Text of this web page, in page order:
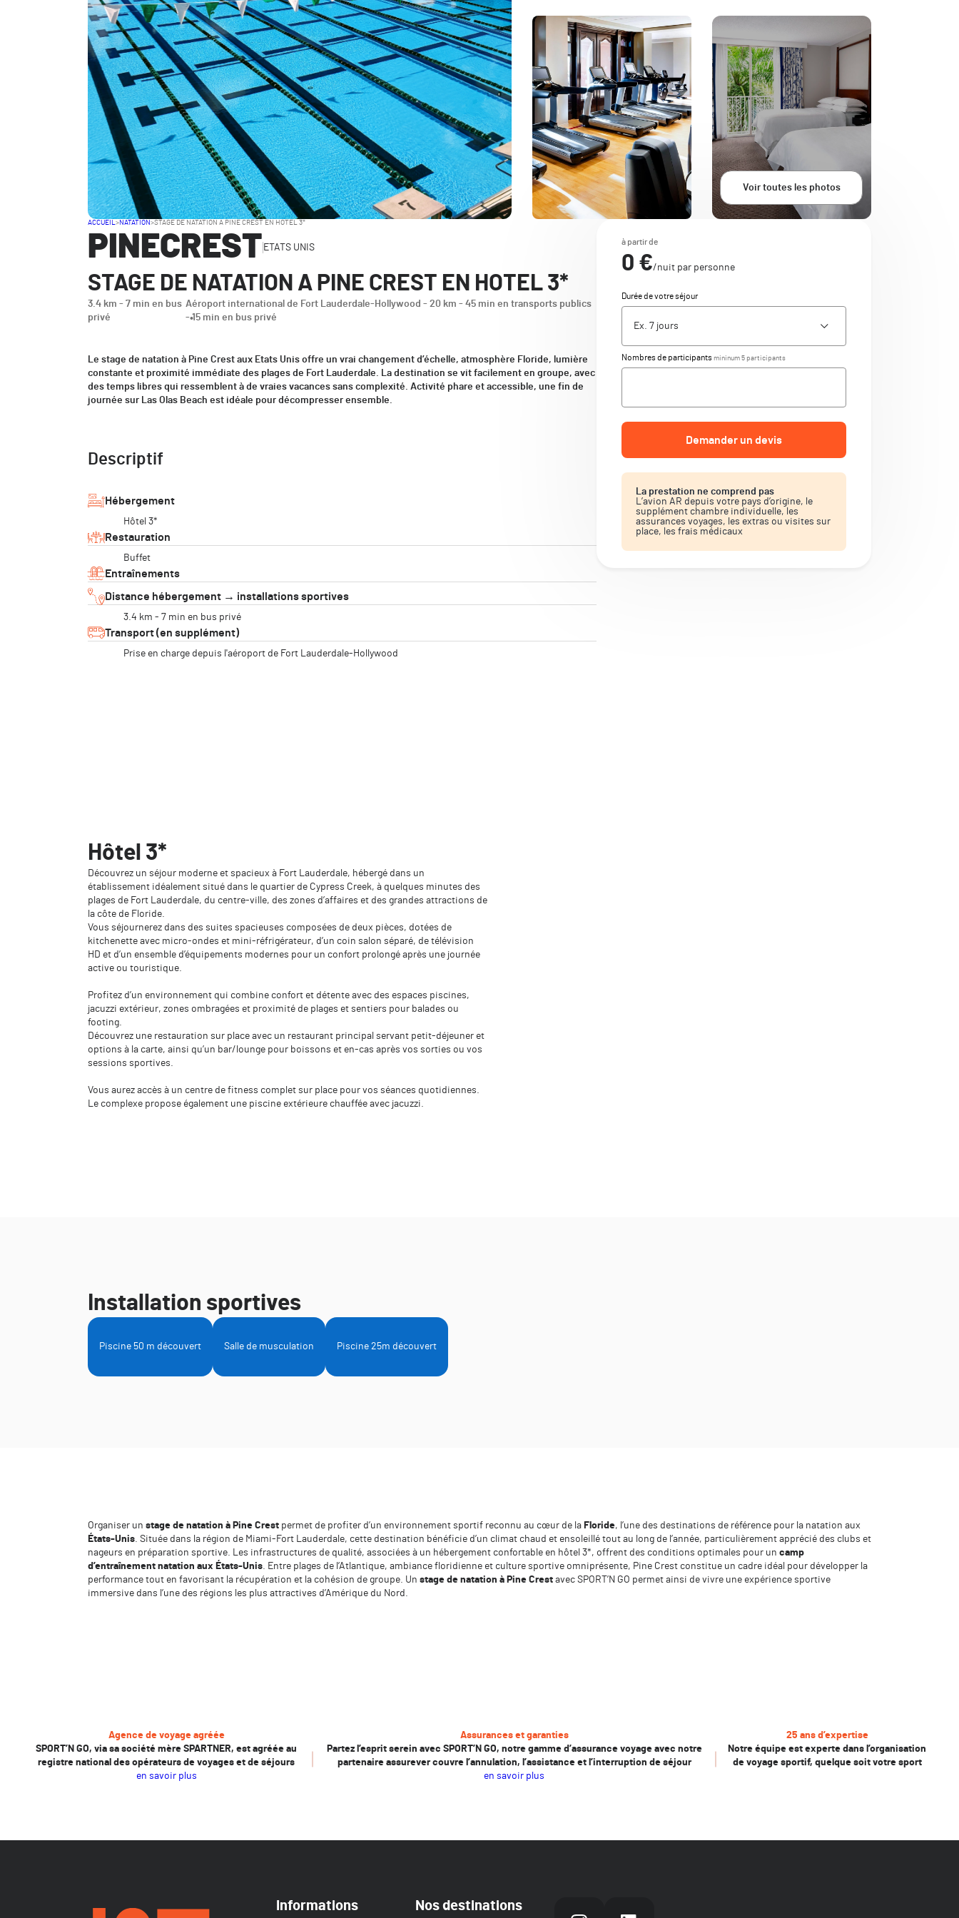
Voir toutes les photos
ACCUEIL>NATATION>STAGE DE NATATION A PINE CREST EN HOTEL 3*
PINECREST ETATS UNIS
STAGE DE NATATION A PINE CREST EN HOTEL 3*
3.4 km - 7 min en bus
privé
Aéroport international de Fort Lauderdale-Hollywood - 20 km - 45 min en transports publics
- 15 min en bus privé
Le stage de natation à Pine Crest aux Etats Unis offre un vrai changement d’échelle, atmosphère Floride, lumière
constante et proximité immédiate des plages de Fort Lauderdale. La destination se vit facilement en groupe, avec
des temps libres qui ressemblent à de vraies vacances sans complexité. Activité phare et accessible, une fin de
journée sur Las Olas Beach est idéale pour décompresser ensemble.
Descriptif
Hébergement
Hôtel 3*
Restauration
Buffet
Entraînements
Distance hébergement → installations sportives
3.4 km - 7 min en bus privé
Transport (en supplément)
Prise en charge depuis l'aéroport de Fort Lauderdale-Hollywood
à partir de
0 €/nuit par personne
Durée de votre séjour
Nombres de participants mininum 5 participants
Demander un devis
La prestation ne comprend pas
L’avion AR depuis votre pays d’origine, le
supplément chambre individuelle, les
assurances voyages, les extras ou visites sur
place, les frais médicaux
Hôtel 3*
Découvrez un séjour moderne et spacieux à Fort Lauderdale, hébergé dans un
établissement idéalement situé dans le quartier de Cypress Creek, à quelques minutes des
plages de Fort Lauderdale, du centre-ville, des zones d’affaires et des grandes attractions de
la côte de Floride.
Vous séjournerez dans des suites spacieuses composées de deux pièces, dotées de
kitchenette avec micro-ondes et mini-réfrigérateur, d’un coin salon séparé, de télévision
HD et d’un ensemble d’équipements modernes pour un confort prolongé après une journée
active ou touristique.
Profitez d’un environnement qui combine confort et détente avec des espaces piscines,
jacuzzi extérieur, zones ombragées et proximité de plages et sentiers pour balades ou
footing.
Découvrez une restauration sur place avec un restaurant principal servant petit-déjeuner et
options à la carte, ainsi qu’un bar/lounge pour boissons et en-cas après vos sorties ou vos
sessions sportives.
Vous aurez accès à un centre de fitness complet sur place pour vos séances quotidiennes.
Le complexe propose également une piscine extérieure chauffée avec jacuzzi.
Installation sportives
Piscine 50 m découvert Salle de musculation Piscine 25m découvert
Organiser un stage de natation à Pine Crest permet de profiter d’un environnement sportif reconnu au cœur de la Floride, l’une des destinations de référence pour la natation aux
États-Unis. Située dans la région de Miami-Fort Lauderdale, cette destination bénéficie d’un climat chaud et ensoleillé tout au long de l’année, particulièrement apprécié des clubs et
nageurs en préparation sportive. Les infrastructures de qualité, associées à un hébergement confortable en hôtel 3*, offrent des conditions optimales pour un camp
d’entraînement natation aux États-Unis. Entre plages de l’Atlantique, ambiance floridienne et culture sportive omniprésente, Pine Crest constitue un cadre idéal pour développer la
performance tout en favorisant la récupération et la cohésion de groupe. Un stage de natation à Pine Crest avec SPORT’N GO permet ainsi de vivre une expérience sportive
immersive dans l’une des régions les plus attractives d’Amérique du Nord.
Agence de voyage agréée
SPORT’N GO, via sa société mère SPARTNER, est agréée au
registre national des opérateurs de voyages et de séjours
en savoir plus
Assurances et garanties
Partez l’esprit serein avec SPORT’N GO, notre gamme d’assurance voyage avec notre
partenaire assurever couvre l’annulation, l’assistance et l’interruption de séjour
en savoir plus
25 ans d’expertise
Notre équipe est experte dans l’organisation
de voyage sportif, quelque soit votre sport
Informations Nos destinations